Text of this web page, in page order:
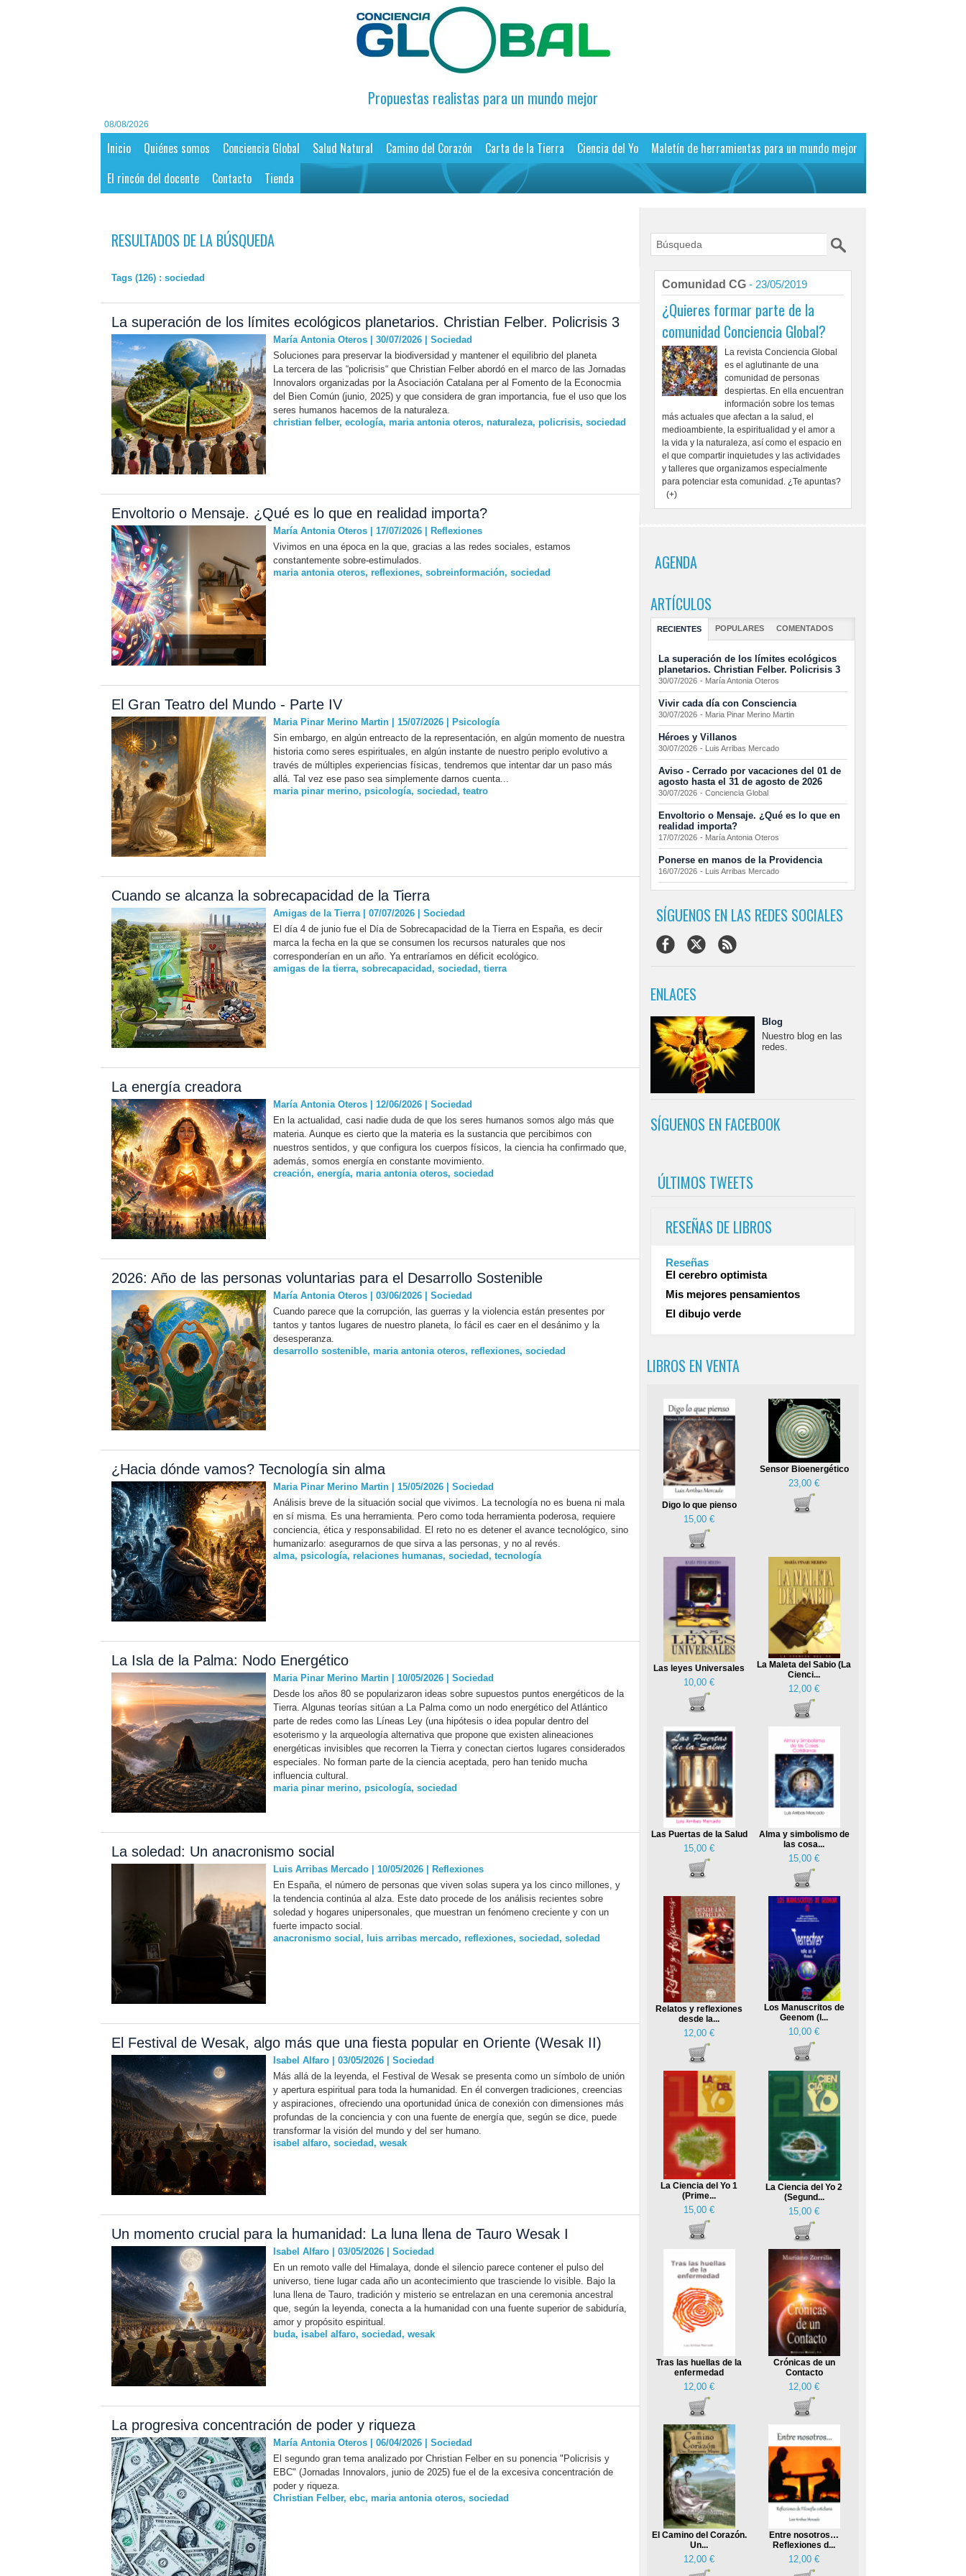
Propuestas realistas para un mundo mejor
08/08/2026
Inicio Quiénes somos Conciencia Global Salud Natural Camino del Corazón Carta de la Tierra Ciencia del Yo
Maletín de herramientas para un mundo mejor
El rincón del docente
Contacto Tienda
RESULTADOS DE LA BÚSQUEDA
Tags (126) : sociedad
La superación de los límites ecológicos planetarios. Christian Felber. Policrisis 3
María Antonia Oteros | 30/07/2026| Sociedad
Soluciones para preservar la biodiversidad y mantener el equilibrio del planeta
La tercera de las “policrisis“ que Christian Felber abordó en el marco de las Jornadas
Innovalors organizadas por la Asociación Catalana per al Fomento de la Econocmia
del Bien Común (junio, 2025) y que considera de gran importancia, fue el uso que los
seres humanos hacemos de la naturaleza.
christian felber, ecología, maria antonia oteros, naturaleza, policrisis, sociedad
Envoltorio o Mensaje. ¿Qué es lo que en realidad importa?
María Antonia Oteros | 17/07/2026|
Reflexiones
Vivimos en una época en la que, gracias a las redes sociales, estamos
constantemente sobre-estimulados.
maria antonia oteros, reflexiones, sobreinformación, sociedad
El Gran Teatro del Mundo - Parte IV
Maria Pinar Merino Martin | 15/07/2026|
Psicología
Sin embargo, en algún entreacto de la representación, en algún momento de nuestra
historia como seres espirituales, en algún instante de nuestro periplo evolutivo a
través de múltiples experiencias físicas, tendremos que intentar dar un paso más
allá. Tal vez ese paso sea simplemente darnos cuenta...
maria pinar merino, psicología, sociedad , teatro
Cuando se alcanza la sobrecapacidad de la Tierra
Amigas de la Tierra | 07/07/2026| Sociedad
El día 4 de junio fue el Día de Sobrecapacidad de la Tierra en España, es decir
marca la fecha en la que se consumen los recursos naturales que nos
corresponderían en un año. Ya entraríamos en déficit ecológico.
amigas de la tierra, sobrecapacidad , sociedad , tierra
La energía creadora
María Antonia Oteros | 12/06/2026| Sociedad
En la actualidad, casi nadie duda de que los seres humanos somos algo más que
materia. Aunque es cierto que la materia es la sustancia que percibimos con
nuestros sentidos, y que configura los cuerpos físicos, la ciencia ha confirmado que,
además, somos energía en constante movimiento.
creación, energía, maria antonia oteros, sociedad
2026: Año de las personas voluntarias para el Desarrollo Sostenible
María Antonia Oteros | 03/06/2026| Sociedad
Cuando parece que la corrupción, las guerras y la violencia están presentes por
tantos y tantos lugares de nuestro planeta, lo fácil es caer en el desánimo y la
desesperanza.
desarrollo sostenible, maria antonia oteros, reflexiones, sociedad
¿Hacia dónde vamos? Tecnología sin alma
Maria Pinar Merino Martin | 15/05/2026| Sociedad
Análisis breve de la situación social que vivimos. La tecnología no es buena ni mala
en sí misma. Es una herramienta. Pero como toda herramienta poderosa, requiere
conciencia, ética y responsabilidad. El reto no es detener el avance tecnológico, sino
humanizarlo: asegurarnos de que sirva a las personas, y no al revés.
alma, psicología, relaciones humanas, sociedad , tecnología
La Isla de la Palma: Nodo Energético
Maria Pinar Merino Martin | 10/05/2026| Sociedad
Desde los años 80 se popularizaron ideas sobre supuestos puntos energéticos de la
Tierra. Algunas teorías sitúan a La Palma como un nodo energético del Atlántico
parte de redes como las Líneas Ley ​(una hipótesis o idea popular dentro del
esoterismo y la arqueología alternativa que propone que existen alineaciones
energéticas invisibles que recorren la Tierra y conectan ciertos lugares considerados
especiales. No forman parte de la ciencia aceptada, pero han tenido mucha
influencia cultural.
maria pinar merino, psicología, sociedad
La soledad: Un anacronismo social
Luis Arribas Mercado | 10/05/2026|
Reflexiones
En España, el número de personas que viven solas supera ya los cinco millones, y
la tendencia continúa al alza. Este dato procede de los análisis recientes sobre
soledad y hogares unipersonales, que muestran un fenómeno creciente y con un
fuerte impacto social.
anacronismo social , luis arribas mercado, reflexiones, sociedad , soledad
El Festival de Wesak, algo más que una fiesta popular en Oriente (Wesak II)
Isabel Alfaro | 03/05/2026| Sociedad
Más allá de la leyenda, el Festival de Wesak se presenta como un símbolo de unión
y apertura espiritual para toda la humanidad. En él convergen tradiciones, creencias
y aspiraciones, ofreciendo una oportunidad única de conexión con dimensiones más
profundas de la conciencia y con una fuente de energía que, según se dice, puede
transformar la visión del mundo y del ser humano.
isabel alfaro, sociedad , wesak
Un momento crucial para la humanidad: La luna llena de Tauro Wesak I
Isabel Alfaro | 03/05/2026| Sociedad
En un remoto valle del Himalaya, donde el silencio parece contener el pulso del
universo, tiene lugar cada año un acontecimiento que trasciende lo visible. Bajo la
luna llena de Tauro, tradición y misterio se entrelazan en una ceremonia ancestral
que, según la leyenda, conecta a la humanidad con una fuente superior de sabiduría,
amor y propósito espiritual.
buda, isabel alfaro, sociedad , wesak
La progresiva concentración de poder y riqueza
María Antonia Oteros | 06/04/2026| Sociedad
El segundo gran tema analizado por Christian Felber en su ponencia "Policrisis y
EBC" (Jornadas Innovalors, junio de 2025) fue el de la excesiva concentración de
poder y riqueza.
Christian Felber, ebc, maria antonia oteros, sociedad
Comunidad CG - 23/05/2019
¿Quieres formar parte de la
comunidad Conciencia Global?
La revista Conciencia Global
es el aglutinante de una
comunidad de personas
despiertas. En ella encuentran
información sobre los temas
más actuales que afectan a la salud, el
medioambiente, la espiritualidad y el amor a
la vida y la naturaleza, así como el espacio en
el que compartir inquietudes y las actividades
y talleres que organizamos especialmente
para potenciar esta comunidad. ¿Te apuntas?
(+)
AGENDA
ARTÍCULOS
RECIENTES POPULARES COMENTADOS
La superación de los límites ecológicos
planetarios. Christian Felber. Policrisis 3
30/07/2026 - María Antonia Oteros
Vivir cada día con Consciencia
30/07/2026 - Maria Pinar Merino Martin
Héroes y Villanos
30/07/2026 - Luis Arribas Mercado
Aviso - Cerrado por vacaciones del 01 de
agosto hasta el 31 de agosto de 2026
30/07/2026 - Conciencia Global
Envoltorio o Mensaje. ¿Qué es lo que en
realidad importa?
17/07/2026 - María Antonia Oteros
Ponerse en manos de la Providencia
16/07/2026 - Luis Arribas Mercado
SÍGUENOS EN LAS REDES SOCIALES
ENLACES
Blog
Nuestro blog en las
redes.
SÍGUENOS EN FACEBOOK
ÚLTIMOS TWEETS
RESEÑAS DE LIBROS
Reseñas
El cerebro optimista
Mis mejores pensamientos
El dibujo verde
LIBROS EN VENTA
Digo lo que pienso
15,00 €
Sensor Bioenergético
23,00 €
Las leyes Universales
10,00 €
La Maleta del Sabio (La
Cienci...
12,00 €
Las Puertas de la Salud
15,00 €
Alma y simbolismo de
las cosa...
15,00 €
Relatos y reflexiones
desde la...
12,00 €
Los Manuscritos de
Geenom (I...
10,00 €
La Ciencia del Yo 1
(Prime...
15,00 €
La Ciencia del Yo 2
(Segund...
15,00 €
Tras las huellas de la
enfermedad
12,00 €
Crónicas de un
Contacto
12,00 €
El Camino del Corazón.
Un...
12,00 €
Entre nosotros…
Reflexiones d...
12,00 €